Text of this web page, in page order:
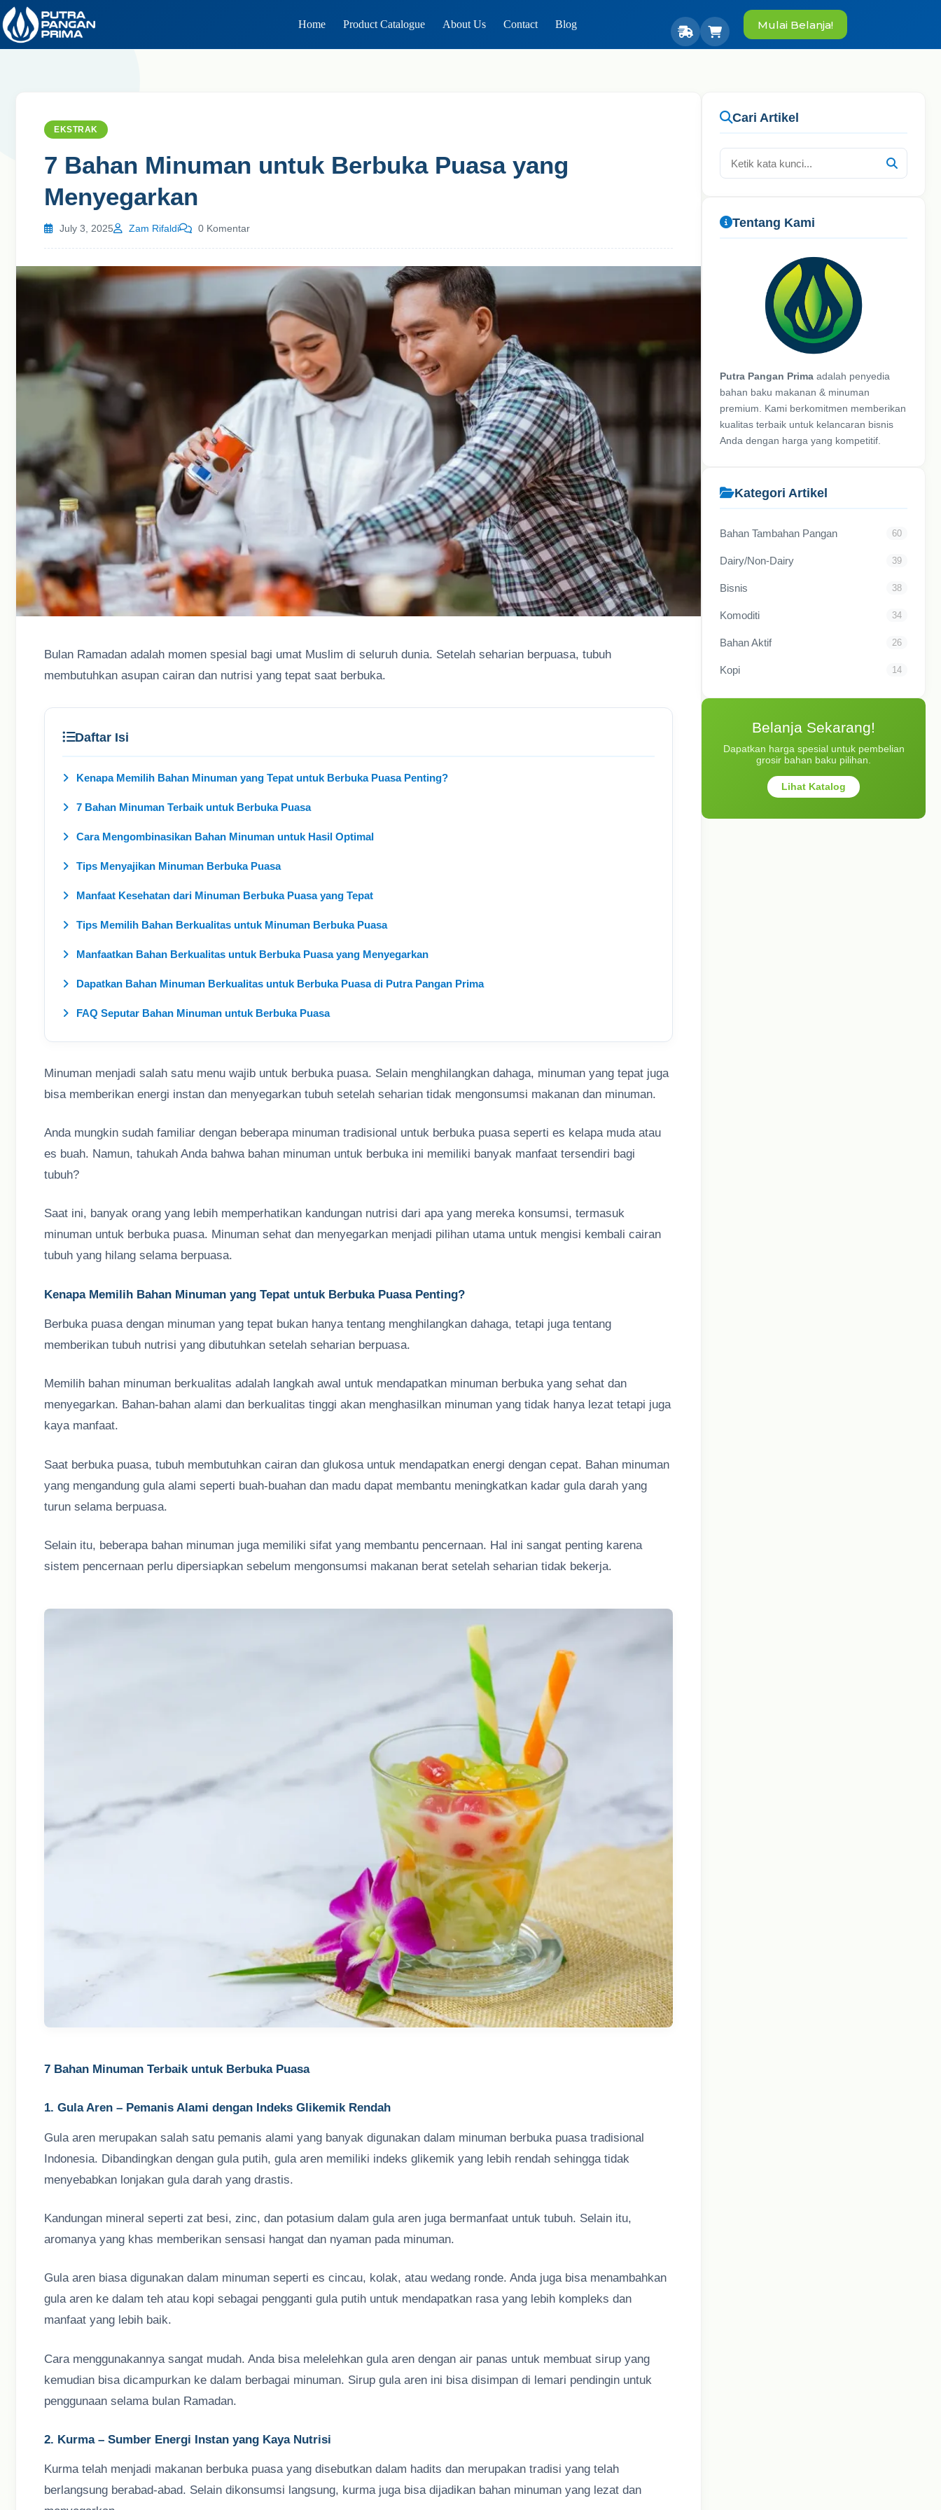
Skip
to
content
Home Product Catalogue About Us Contact Blog Mulai Belanja!
EKSTRAK
7 Bahan Minuman untuk Berbuka Puasa yang
Menyegarkan
July 3, 2025 Zam Rifaldi 0 Komentar
Bulan Ramadan adalah momen spesial bagi umat Muslim di seluruh dunia. Setelah seharian berpuasa, tubuh
membutuhkan asupan cairan dan nutrisi yang tepat saat berbuka.
Daftar Isi
Kenapa Memilih Bahan Minuman yang Tepat untuk Berbuka Puasa Penting?
7 Bahan Minuman Terbaik untuk Berbuka Puasa
Cara Mengombinasikan Bahan Minuman untuk Hasil Optimal
Tips Menyajikan Minuman Berbuka Puasa
Manfaat Kesehatan dari Minuman Berbuka Puasa yang Tepat
Tips Memilih Bahan Berkualitas untuk Minuman Berbuka Puasa
Manfaatkan Bahan Berkualitas untuk Berbuka Puasa yang Menyegarkan
Dapatkan Bahan Minuman Berkualitas untuk Berbuka Puasa di Putra Pangan Prima
FAQ Seputar Bahan Minuman untuk Berbuka Puasa
Minuman menjadi salah satu menu wajib untuk berbuka puasa. Selain menghilangkan dahaga, minuman yang tepat juga
bisa memberikan energi instan dan menyegarkan tubuh setelah seharian tidak mengonsumsi makanan dan minuman.
Anda mungkin sudah familiar dengan beberapa minuman tradisional untuk berbuka puasa seperti es kelapa muda atau
es buah. Namun, tahukah Anda bahwa bahan minuman untuk berbuka ini memiliki banyak manfaat tersendiri bagi
tubuh?
Saat ini, banyak orang yang lebih memperhatikan kandungan nutrisi dari apa yang mereka konsumsi, termasuk
minuman untuk berbuka puasa. Minuman sehat dan menyegarkan menjadi pilihan utama untuk mengisi kembali cairan
tubuh yang hilang selama berpuasa.
Kenapa Memilih Bahan Minuman yang Tepat untuk Berbuka Puasa Penting?
Berbuka puasa dengan minuman yang tepat bukan hanya tentang menghilangkan dahaga, tetapi juga tentang
memberikan tubuh nutrisi yang dibutuhkan setelah seharian berpuasa.
Memilih bahan minuman berkualitas adalah langkah awal untuk mendapatkan minuman berbuka yang sehat dan
menyegarkan. Bahan-bahan alami dan berkualitas tinggi akan menghasilkan minuman yang tidak hanya lezat tetapi juga
kaya manfaat.
Saat berbuka puasa, tubuh membutuhkan cairan dan glukosa untuk mendapatkan energi dengan cepat. Bahan minuman
yang mengandung gula alami seperti buah-buahan dan madu dapat membantu meningkatkan kadar gula darah yang
turun selama berpuasa.
Selain itu, beberapa bahan minuman juga memiliki sifat yang membantu pencernaan. Hal ini sangat penting karena
sistem pencernaan perlu dipersiapkan sebelum mengonsumsi makanan berat setelah seharian tidak bekerja.
7 Bahan Minuman Terbaik untuk Berbuka Puasa
1. Gula Aren – Pemanis Alami dengan Indeks Glikemik Rendah
Gula aren merupakan salah satu pemanis alami yang banyak digunakan dalam minuman berbuka puasa tradisional
Indonesia. Dibandingkan dengan gula putih, gula aren memiliki indeks glikemik yang lebih rendah sehingga tidak
menyebabkan lonjakan gula darah yang drastis.
Kandungan mineral seperti zat besi, zinc, dan potasium dalam gula aren juga bermanfaat untuk tubuh. Selain itu,
aromanya yang khas memberikan sensasi hangat dan nyaman pada minuman.
Gula aren biasa digunakan dalam minuman seperti es cincau, kolak, atau wedang ronde. Anda juga bisa menambahkan
gula aren ke dalam teh atau kopi sebagai pengganti gula putih untuk mendapatkan rasa yang lebih kompleks dan
manfaat yang lebih baik.
Cara menggunakannya sangat mudah. Anda bisa melelehkan gula aren dengan air panas untuk membuat sirup yang
kemudian bisa dicampurkan ke dalam berbagai minuman. Sirup gula aren ini bisa disimpan di lemari pendingin untuk
penggunaan selama bulan Ramadan.
2. Kurma – Sumber Energi Instan yang Kaya Nutrisi
Kurma telah menjadi makanan berbuka puasa yang disebutkan dalam hadits dan merupakan tradisi yang telah
berlangsung berabad-abad. Selain dikonsumsi langsung, kurma juga bisa dijadikan bahan minuman yang lezat dan
Cari Artikel
Tentang Kami
Putra Pangan Prima adalah penyedia
bahan baku makanan & minuman
premium. Kami berkomitmen memberikan
kualitas terbaik untuk kelancaran bisnis
Anda dengan harga yang kompetitif.
Kategori Artikel
Bahan Tambahan Pangan 60
Dairy/Non-Dairy 39
Bisnis 38
Komoditi 34
Bahan Aktif 26
Kopi 14
Belanja Sekarang!
Dapatkan harga spesial untuk pembelian
grosir bahan baku pilihan.
Lihat Katalog